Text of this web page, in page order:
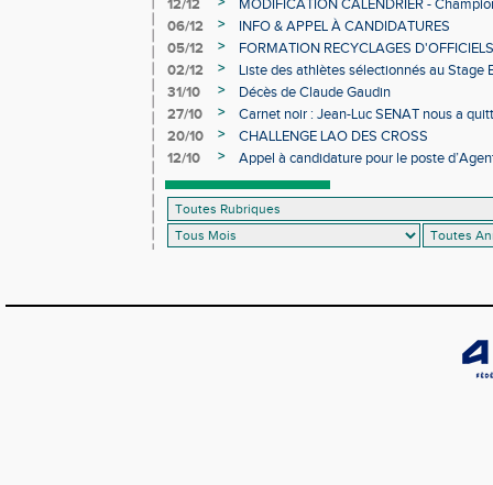
12/12
MODIFICATION CALENDRIER -
06/12
>
INFO & APPEL À CANDIDATURES
05/12
>
FORMATION RECYCLAGES D'OFFICIELS
02/12
>
Liste des athlètes sélectionnés au Stage
31/10
>
Décès de Claude Gaudin
27/10
>
Carnet noir : Jean-Luc SENAT nous a
20/10
>
CHALLENGE LAO DES CROSS
12/10
>
Appel à candidature pour le poste